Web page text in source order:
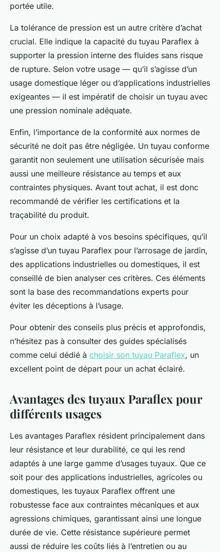
portée utile.
La tolérance de pression est un autre critère d’achat
crucial. Elle indique la capacité du tuyau Paraflex à
supporter la pression interne des fluides sans risque
de rupture. Selon votre usage — qu’il s’agisse d’un
usage domestique léger ou d’applications industrielles
exigeantes — il est impératif de choisir un tuyau avec
une pression nominale adéquate.
Enfin, l’importance de la conformité aux normes de
sécurité ne doit pas être négligée. Un tuyau conforme
garantit non seulement une utilisation sécurisée mais
aussi une meilleure résistance au temps et aux
contraintes physiques. Avant tout achat, il est donc
recommandé de vérifier les certifications et la
traçabilité du produit.
Pour un choix adapté à vos besoins spécifiques, qu’il
s’agisse d’un tuyau Paraflex pour l’arrosage de jardin,
des applications industrielles ou domestiques, il est
conseillé de bien analyser ces critères. Ces éléments
sont la base des recommandations experts pour
éviter les déceptions à l’usage.
Pour obtenir des conseils plus précis et approfondis,
n’hésitez pas à consulter des guides spécialisés
comme celui dédié à choisir son tuyau Paraflex, un
excellent point de départ pour un achat éclairé.
Avantages des tuyaux Paraflex pour
différents usages
Les avantages Paraflex résident principalement dans
leur résistance et leur durabilité, ce qui les rend
adaptés à une large gamme d’usages tuyaux. Que ce
soit pour des applications industrielles, agricoles ou
domestiques, les tuyaux Paraflex offrent une
robustesse face aux contraintes mécaniques et aux
agressions chimiques, garantissant ainsi une longue
durée de vie. Cette résistance supérieure permet
aussi de réduire les coûts liés à l’entretien ou au